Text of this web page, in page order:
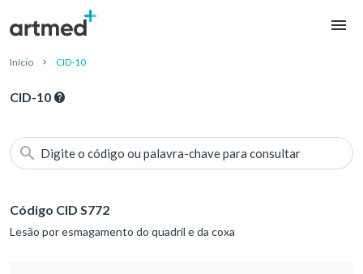
Início CID-10
CID-10
Digite o código ou palavra-chave para consultar
Código CID S772
Lesão por esmagamento do quadril e da coxa